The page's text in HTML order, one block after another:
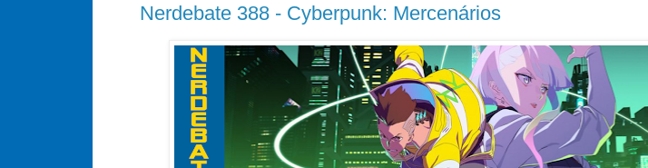
Nerdebate 388 - Cyberpunk: Mercenários